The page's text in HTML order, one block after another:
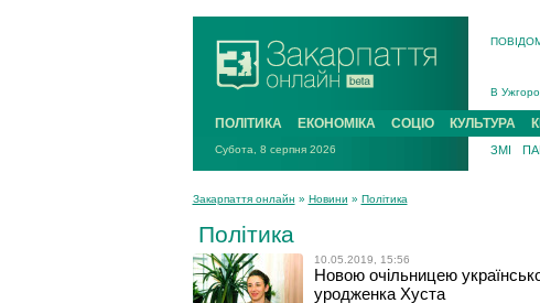
На війні
В
В
На війні
ПОЛІТИКА ЕКОНОМІКА СОЦІО КУЛЬТУРА
Субота, 8 серпня 2026 ЗМІ
Закарпаття онлайн » Новини » Політика
Політика
10.05.2019, 15:56
Новою очільницею
уродженка Хуста